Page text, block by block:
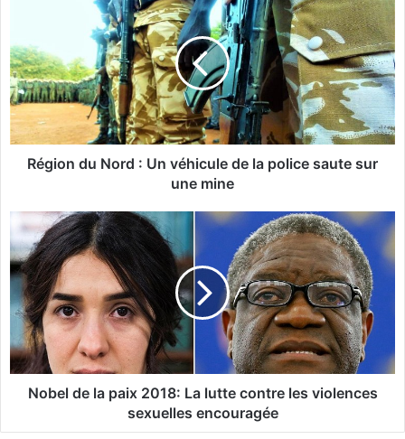
i
o
n
d
u
N
U
n
v
é
h
c
u
Région du Nord : Un véhicule de la police saute sur
une mine
o
b
e
d
l
a
i
Nobel de la paix 2018: La lutte contre les violences
sexuelles encouragée